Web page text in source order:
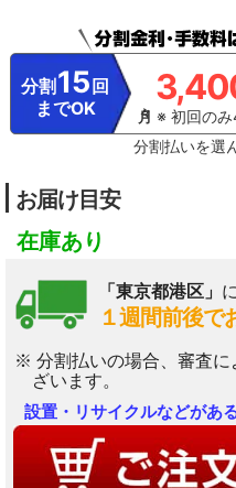
分割 15 回
までOK
※ 初回の
分割払いを選
お届け目安
在庫あり
「東京都港区」 に
１週間前後で
※ 分割払いの場合、審査に
ざいます。
設置・リサイクルなどがあ